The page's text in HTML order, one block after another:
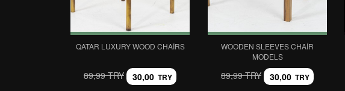
QATAR LUXURY WOOD CHAIRS
89,99 TRY 30,00 TRY
WOODEN SLEEVES CHAIR
MODELS
89,99 TRY 30,00 TRY